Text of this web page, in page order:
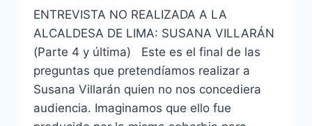
ENTREVISTA NO REALIZADA A LA
ALCALDESA DE LIMA: SUSANA VILLARÁN
(Parte 4 y última) Este es el final de las
preguntas que pretendíamos realizar a
Susana Villarán quien no nos concediera
audiencia. Imaginamos que ello fue